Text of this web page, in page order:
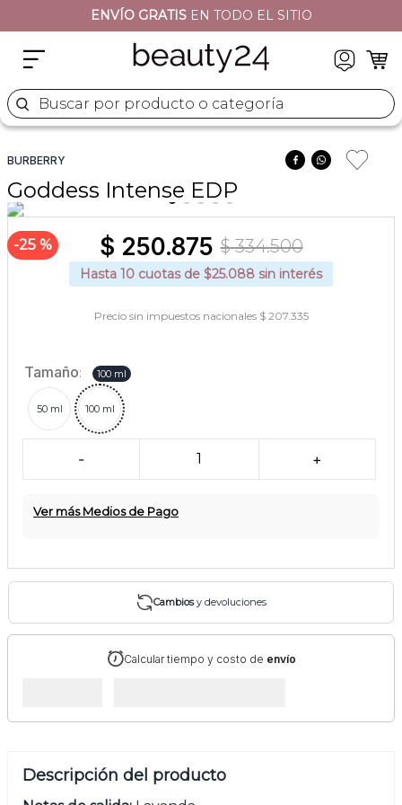
ENVÍO GRATISEN TODO EL SITIO
Buscar por producto o categoría
BURBERRY
Goddess Intense EDP
25 % $ 334.500
$ 250.875
Hasta 10 cuotas de $25.088 sin interés
Precio sin impuestos nacionales $ 207.335
Tamaño: 100 ml
50 ml 100 ml
- 1 +
Ver más Medios de Pago
Cambiosy devoluciones
Calcular tiempo y costo de envío
Descripción del producto
naj oleari
5. versace